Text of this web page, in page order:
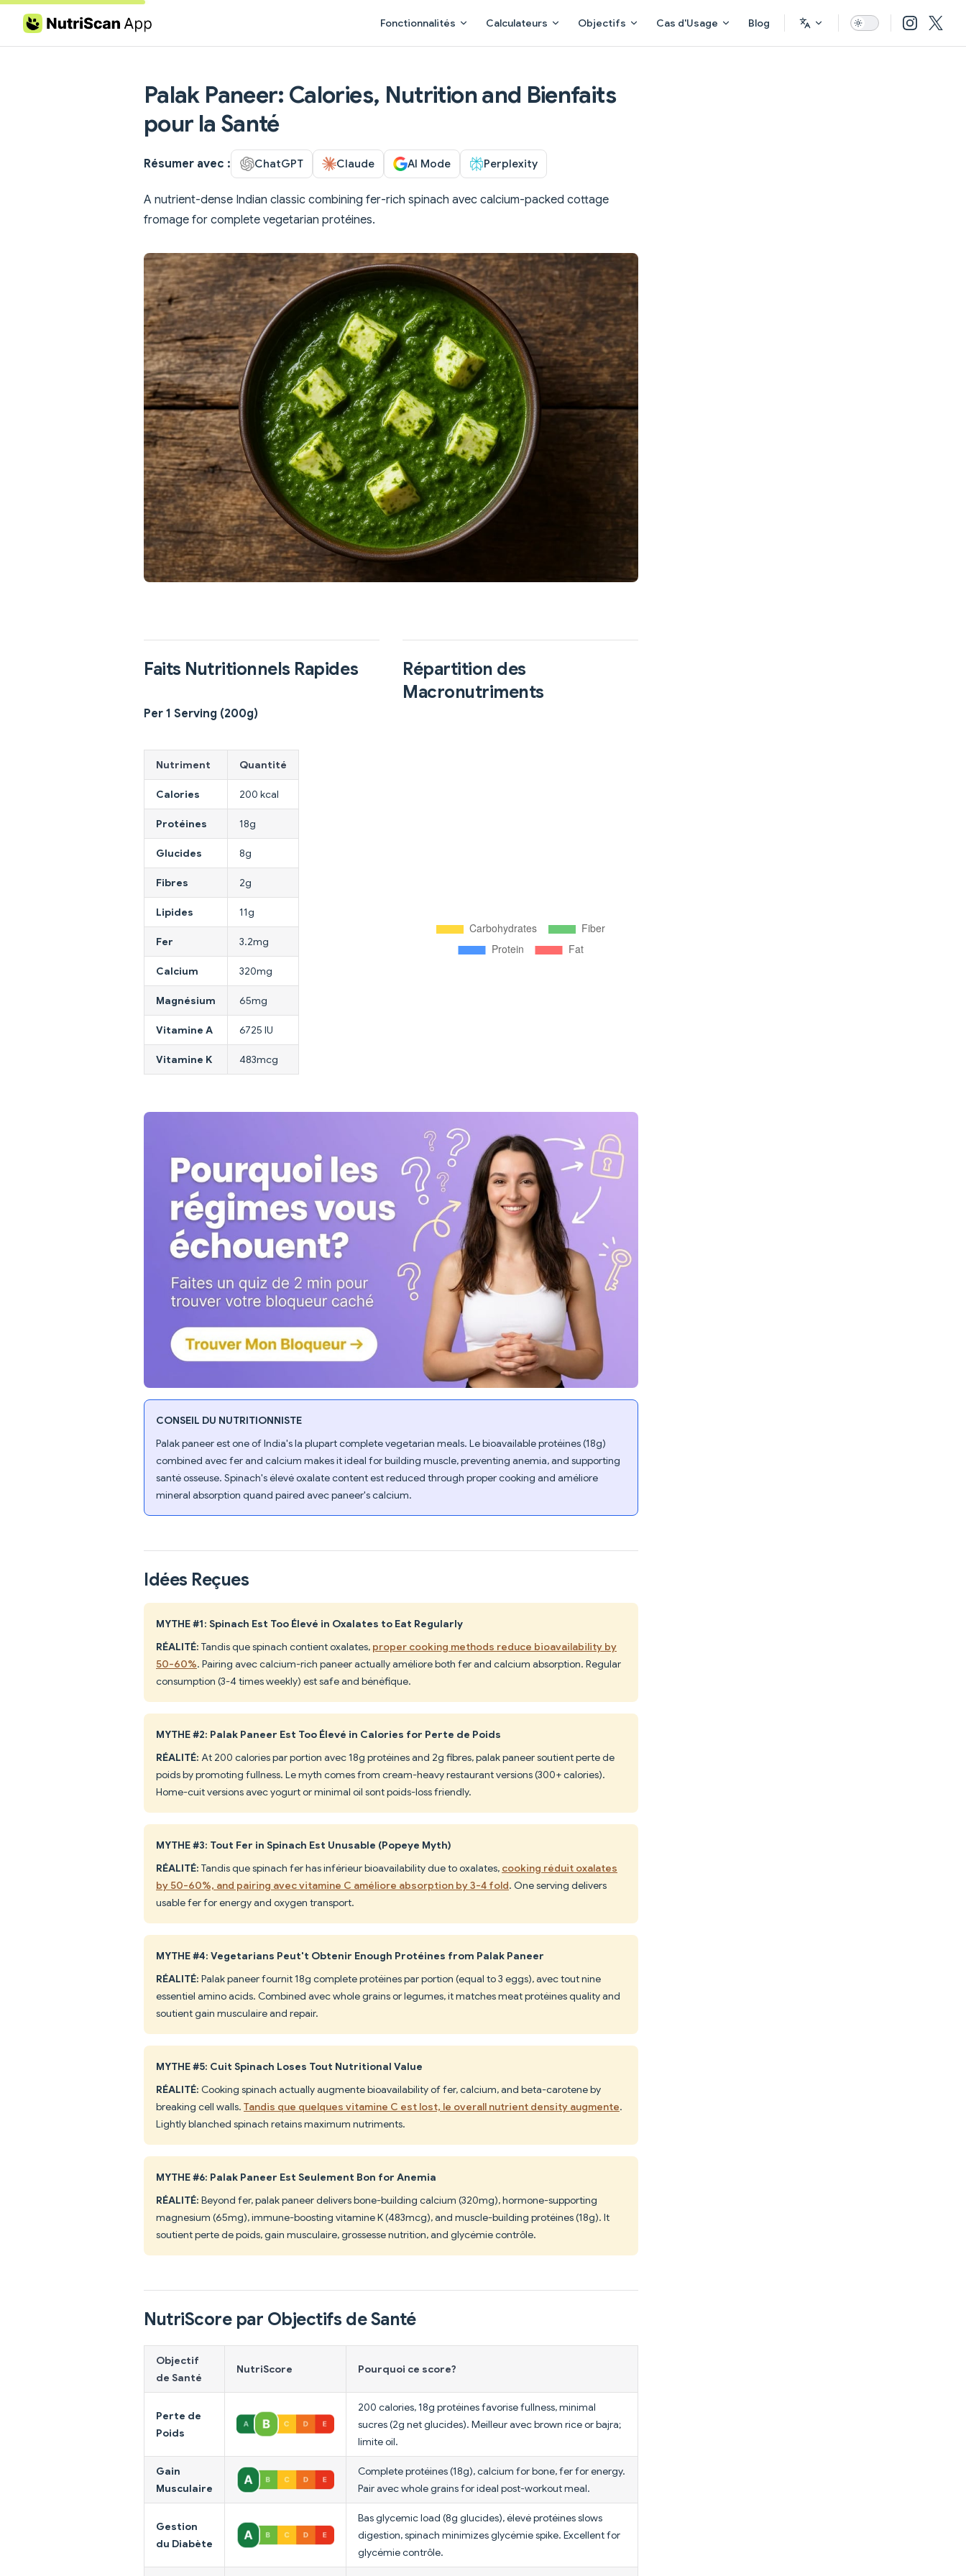
Skip to content Fonctionnalités Calculateurs Objectifs Cas d'Usage Blog
Palak Paneer: Calories, Nutrition and Bienfaits
pour la Santé
Résumer avec : ChatGPT Claude AI Mode Perplexity
A nutrient-dense Indian classic combining fer-rich spinach avec calcium-packed cottage
fromage for complete vegetarian protéines.
Faits Nutritionnels Rapides
Per 1 Serving (200g)
Nutriment Quantité
Calories 200 kcal
Protéines 18g
Glucides 8g
Fibres 2g
Lipides 11g
Fer 3.2mg
Calcium 320mg
Magnésium 65mg
Vitamine A 6725 IU
Vitamine K 483mcg
Répartition des
Macronutriments
CONSEIL DU NUTRITIONNISTE
Palak paneer est one of India's la plupart complete vegetarian meals. Le bioavailable protéines (18g)
combined avec fer and calcium makes it ideal for building muscle, preventing anemia, and supporting
santé osseuse. Spinach's élevé oxalate content est reduced through proper cooking and améliore
mineral absorption quand paired avec paneer's calcium.
Idées Reçues
MYTHE #1: Spinach Est Too Élevé in Oxalates to Eat Regularly
RÉALITÉ: Tandis que spinach contient oxalates, proper cooking methods reduce bioavailability by
50-60%. Pairing avec calcium-rich paneer actually améliore both fer and calcium absorption. Regular
consumption (3-4 times weekly) est safe and bénéfique.
MYTHE #2: Palak Paneer Est Too Élevé in Calories for Perte de Poids
RÉALITÉ: At 200 calories par portion avec 18g protéines and 2g fibres, palak paneer soutient perte de
poids by promoting fullness. Le myth comes from cream-heavy restaurant versions (300+ calories).
Home-cuit versions avec yogurt or minimal oil sont poids-loss friendly.
MYTHE #3: Tout Fer in Spinach Est Unusable (Popeye Myth)
RÉALITÉ: Tandis que spinach fer has inférieur bioavailability due to oxalates, cooking réduit oxalates
by 50-60%, and pairing avec vitamine C améliore absorption by 3-4 fold. One serving delivers
usable fer for energy and oxygen transport.
MYTHE #4: Vegetarians Peut't Obtenir Enough Protéines from Palak Paneer
RÉALITÉ: Palak paneer fournit 18g complete protéines par portion (equal to 3 eggs), avec tout nine
essentiel amino acids. Combined avec whole grains or legumes, it matches meat protéines quality and
soutient gain musculaire and repair.
MYTHE #5: Cuit Spinach Loses Tout Nutritional Value
RÉALITÉ: Cooking spinach actually augmente bioavailability of fer, calcium, and beta-carotene by
breaking cell walls. Tandis que quelques vitamine C est lost, le overall nutrient density augmente.
Lightly blanched spinach retains maximum nutriments.
MYTHE #6: Palak Paneer Est Seulement Bon for Anemia
RÉALITÉ: Beyond fer, palak paneer delivers bone-building calcium (320mg), hormone-supporting
magnesium (65mg), immune-boosting vitamine K (483mcg), and muscle-building protéines (18g). It
soutient perte de poids, gain musculaire, grossesse nutrition, and glycémie contrôle.
NutriScore par Objectifs de Santé
Objectif
de Santé
NutriScore Pourquoi ce score?
Perte de
Poids
200 calories, 18g protéines favorise fullness, minimal
sucres (2g net glucides). Meilleur avec brown rice or bajra;
limite oil.
Gain
Musculaire
Complete protéines (18g), calcium for bone, fer for energy.
Pair avec whole grains for ideal post-workout meal.
Gestion
du Diabète
Bas glycemic load (8g glucides), élevé protéines slows
digestion, spinach minimizes glycémie spike. Excellent for
glycémie contrôle.